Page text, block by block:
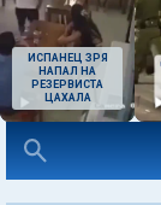
ИСПАНЕЦ ЗРЯ
НАПАЛ НА
РЕЗЕРВИСТА
ЦАХАЛА